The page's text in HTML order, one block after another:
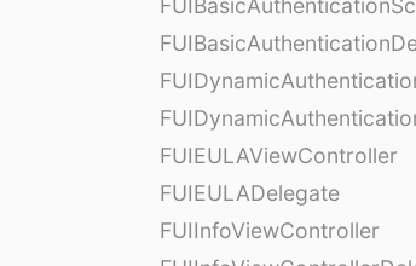
FUIEULAViewController
FUIEULADelegate
FUIInfoViewController